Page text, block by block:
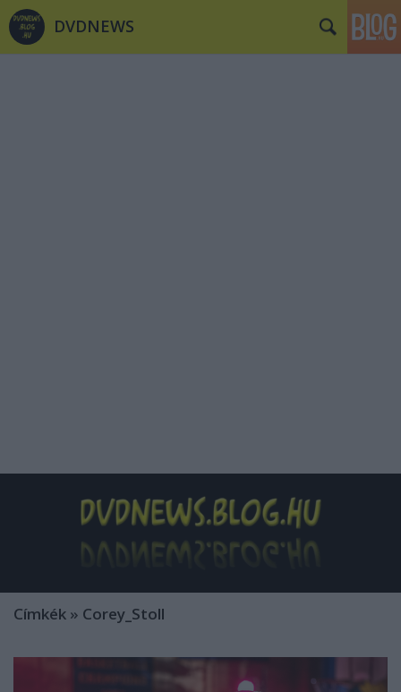
DVDNEWS
Címkék » Corey_Stoll